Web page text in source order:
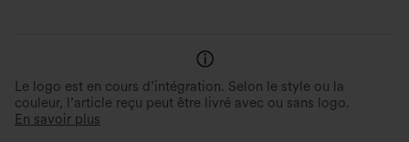
Le logo est en cours d’intégration. Selon le style ou la
couleur, l’article reçu peut être livré avec ou sans logo.
En savoir plus